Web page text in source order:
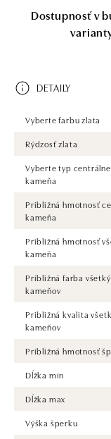
Dostupnosť v
DETAILY
Vyberte farbu zlata
Rýdzosť zlata
Vyberte typ
kameňa
Približná hmotnosť
kameňa
Približná hmotnosť
kameňa
Približná farba
kameňov
Približná kvalita
kameňov
Približná hmotnosť
Dĺžka min
Dĺžka max
Výška šperku